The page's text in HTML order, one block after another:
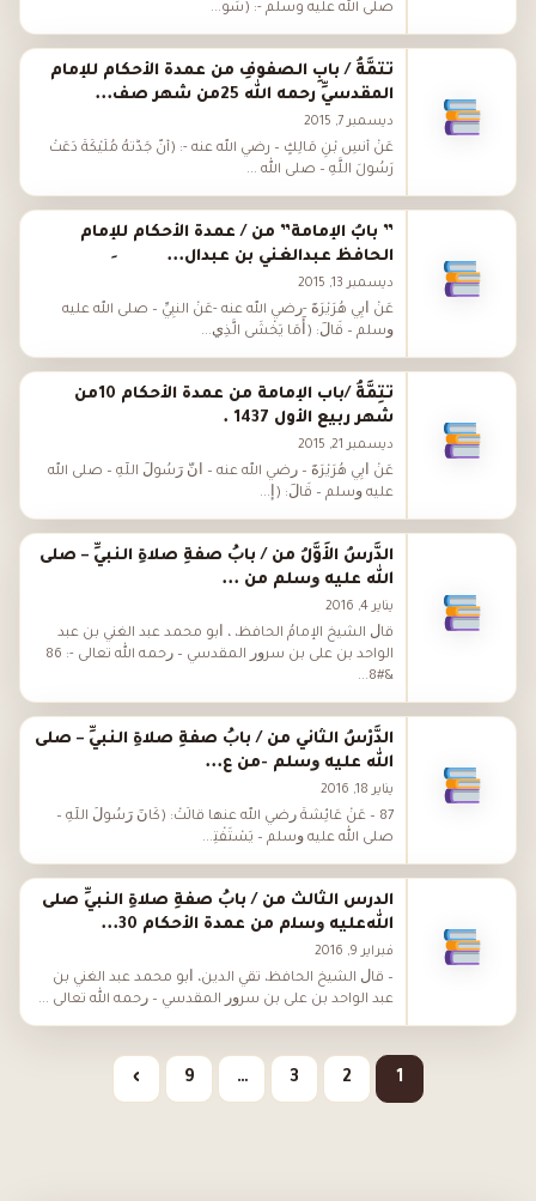
صلى الله عليه وسلم -: (سَو...
تتمَّةُ / بابِ الصفوفِ من عمدة الأحكام للإمام
المقدسيِّ رحمه الله 25من شهر صف...
ديسمبر 7, 2015
عَنْ أَنَسِ بْنِ مَالِكٍ – رضي الله عنه -: (أَنَّ جَدَّتَهُ مُلَيْكَةَ دَعَتْ
رَسُولَ اللَّهِ – صلى الله ...
” بابُ الإمامة” من / عمدة اﻷحكام للإِمام
الحافظ عبدالغني بن عبدال...
ديسمبر 13, 2015
ﻋَﻦْ ﺃَﺑِﻲ ﻫُﺮَﻳْﺮَﺓَ -ﺭﺿﻲ اﻟﻠﻪ ﻋﻨﻪ -ﻋَﻦْ اﻟﻨَّﺒِﻲِّ – ﺻﻠﻰ اﻟﻠﻪ ﻋﻠﻴﻪ
ﻭﺳﻠﻢ – ﻗَﺎﻝَ: (ﺃَﻣَﺎ ﻳَﺨْﺸَﻰ اﻟَّﺬِﻱ...
تتِمَّةُ /باب الإمامة من عمدة الأحكام 10من
شهر ربيع الأول 1437 .
ديسمبر 21, 2015
ﻋَﻦْ ﺃَﺑِﻲ ﻫُﺮَﻳْﺮَﺓَ – ﺭﺿﻲ اﻟﻠﻪ ﻋﻨﻪ – ﺃَﻥَّ ﺭَﺳُﻮﻝَ اﻟﻠَّﻪِ – ﺻﻠﻰ اﻟﻠﻪ
ﻋﻠﻴﻪ ﻭﺳﻠﻢ – ﻗَﺎﻝَ: (ﺇ...
الدَّرسُ الأَوَّلُ من / ﺑﺎﺏُ ﺻﻔﺔِ ﺻﻼﺓِ اﻟﻨﺒﻲِّ – ﺻﻠﻰ
اﻟﻠﻪ ﻋﻠﻴﻪ ﻭﺳﻠﻢ من ...
يناير 4, 2016
ﻗﺎﻝ اﻟﺸﻴﺦ الإمامُ اﻟﺤﺎﻓﻆ، ، ﺃﺑﻮ ﻣﺤﻤﺪ ﻋﺒﺪ اﻟﻐﻨﻲ ﺑﻦ ﻋﺒﺪ
اﻟﻮاﺣﺪ ﺑﻦ ﻋﻠﻰ ﺑﻦ ﺳﺮﻭﺭ اﻟﻤﻘﺪﺳﻲ – ﺭﺣﻤﻪ اﻟﻠﻪ ﺗﻌﺎﻟﻰ -: 86
&#8...
الدَّرْسُ الثاني من / ﺑﺎﺏُ ﺻﻔﺔِ ﺻﻼﺓِ اﻟﻨﺒﻲِّ – ﺻﻠﻰ
اﻟﻠﻪ ﻋﻠﻴﻪ ﻭﺳﻠﻢ -من ع...
يناير 18, 2016
87 – ﻋَﻦْ ﻋَﺎﺋِﺸَﺔَ ﺭﺿﻲ اﻟﻠﻪ ﻋﻨﻬﺎ ﻗَﺎﻟَﺖْ: (ﻛَﺎﻥَ ﺭَﺳُﻮﻝُ اﻟﻠَّﻪِ –
ﺻﻠﻰ اﻟﻠﻪ ﻋﻠﻴﻪ ﻭﺳﻠﻢ – ﻳَﺴْﺘَﻔْﺘِ...
الدرس الثالث من / ﺑﺎﺏُ ﺻﻔﺔِ ﺻﻼﺓِ اﻟﻨﺒﻲِّ ﺻﻠﻰ
اﻟﻠﻪﻋﻠﻴﻪ ﻭﺳﻠم من عمدة الأحكام 30...
فبراير 9, 2016
– ﻗﺎﻝ اﻟﺸﻴﺦ اﻟﺤﺎﻓﻆ، ﺗﻘﻲ اﻟﺪﻳﻦ، ﺃﺑﻮ ﻣﺤﻤﺪ ﻋﺒﺪ اﻟﻐﻨﻲ ﺑﻦ
ﻋﺒﺪ اﻟﻮاﺣﺪ ﺑﻦ ﻋﻠﻰ ﺑﻦ ﺳﺮﻭﺭ اﻟﻤﻘﺪﺳﻲ – ﺭﺣﻤﻪ اﻟﻠﻪ ﺗﻌﺎﻟﻰ ...
1
2
3
…
9
›